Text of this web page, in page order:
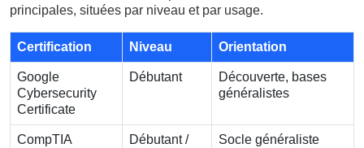
principales, situées par niveau et par usage.
Certification Niveau Orientation
Google
Cybersecurity
Certificate
Débutant
Découverte, bases
généralistes
CompTIA
Débutant /
Socle généraliste